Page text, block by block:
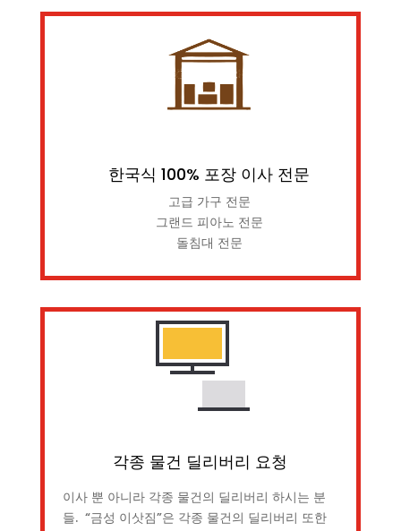
한국식 100% 포장 이사 전문
고급 가구 전문
그랜드 피아노 전문
돌침대 전문
각종 물건 딜리버리 요청
이사 뿐 아니라 각종 물건의 딜리버리 하시는 분
들. “금성 이삿짐”은 각종 물건의 딜리버리 또한